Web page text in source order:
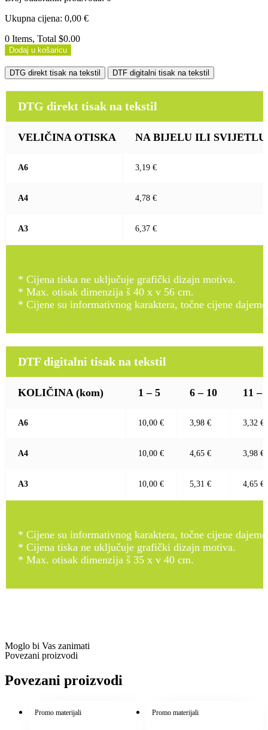
Ukupna cijena: 0,00 €
0 Items, Total $0.00
Dodaj u košaricu
DTG direkt tisak na tekstil DTF digitalni tisak na tekstil
DTG direkt tisak na tekstil
VELIČINA OTISKA NA BIJELU ILI SVIJETLU
A6 3,19 €
A4 4,78 €
A3 6,37 €
* Cijena tiska ne uključuje grafički dizajn motiva.
* Max. otisak dimenzija š 40 x v 56 cm.
* Cijene su informativnog karaktera, točne cijene
DTF digitalni tisak na tekstil
KOLIČINA (kom) 1 – 5 6 – 10 11 –
A6 10,00 € 3,98 € 3,32 €
A4 10,00 € 4,65 € 3,98 €
A3 10,00 € 5,31 € 4,65 €
* Cijene su informativnog karaktera, točne cijene
* Cijena tiska ne uključuje grafički dizajn motiva.
* Max. otisak dimenzija š 35 x v 40 cm.
Moglo bi Vas zanimati
Povezani proizvodi
Povezani proizvodi
Promo materijali Promo materijali